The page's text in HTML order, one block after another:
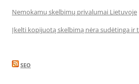
Nemokamų skelbimų privalumai Lietuvoje
Įkelti kopijuotą skelbimą nėra sudėtinga ir
SEO